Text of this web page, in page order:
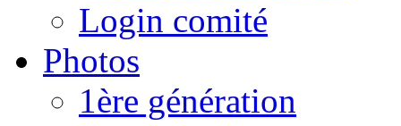
Login comité
Photos
1ère génération